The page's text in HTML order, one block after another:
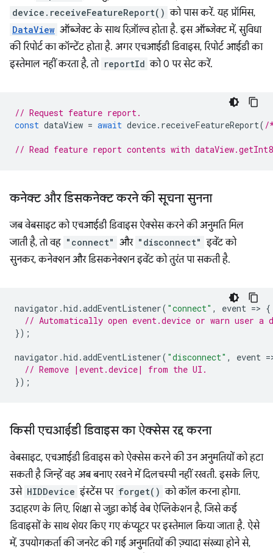
device.receiveFeatureReport() को पास करें. यह प्रॉमिस,
DataView ऑब्जेक्ट के साथ रिज़ॉल्व होता है. इस ऑब्जेक्ट में, सुविधा
की रिपोर्ट का कॉन्टेंट होता है. अगर एचआईडी डिवाइस, रिपोर्ट आईडी का
इस्तेमाल नहीं करता है, तो reportId को 0 पर सेट करें.
// Request feature report.
const dataView = await device. receiveFeatureReport( /
// Read feature report contents with
कनेक्ट और डिसकनेक्ट करने की सूचना सुनना
जब वेबसाइट को एचआईडी डिवाइस ऐक्सेस करने की अनुमति मिल
जाती है, तो वह "connect" और "disconnect" इवेंट को
सुनकर, कनेक्शन और डिसकनेक्शन इवेंट को तुरंत पा सकती है.
navigator .hid .addEventListener( "connect" , event => {
// Automatically open event.device or warn user
});
navigator .hid .addEventListener( "disconnect" , event =
// Remove |event.device| from the UI.
});
किसी एचआईडी डिवाइस का ऐक्सेस रद्द करना
वेबसाइट, एचआईडी डिवाइस को ऐक्सेस करने की उन अनुमतियों को हटा
सकती है जिन्हें वह अब बनाए रखने में दिलचस्पी नहीं रखती. इसके लिए,
उसे HIDDevice इंस्टेंस पर forget() को कॉल करना होगा.
उदाहरण के लिए, शिक्षा से जुड़ा कोई वेब ऐप्लिकेशन है, जिसे कई
डिवाइसों के साथ शेयर किए गए कंप्यूटर पर इस्तेमाल किया जाता है. ऐसे
में, उपयोगकर्ता की जनरेट की गई अनुमतियों की ज़्यादा संख्या होने से,